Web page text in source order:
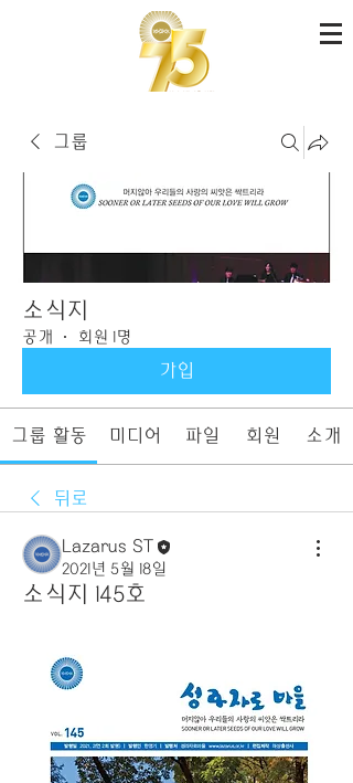
그룹
소식지
공개 · 회원 1명
가입
그룹 활동 미디어 파일 회원 소개
뒤로
Lazarus ST
2021년 5월 18일
소식지 145호